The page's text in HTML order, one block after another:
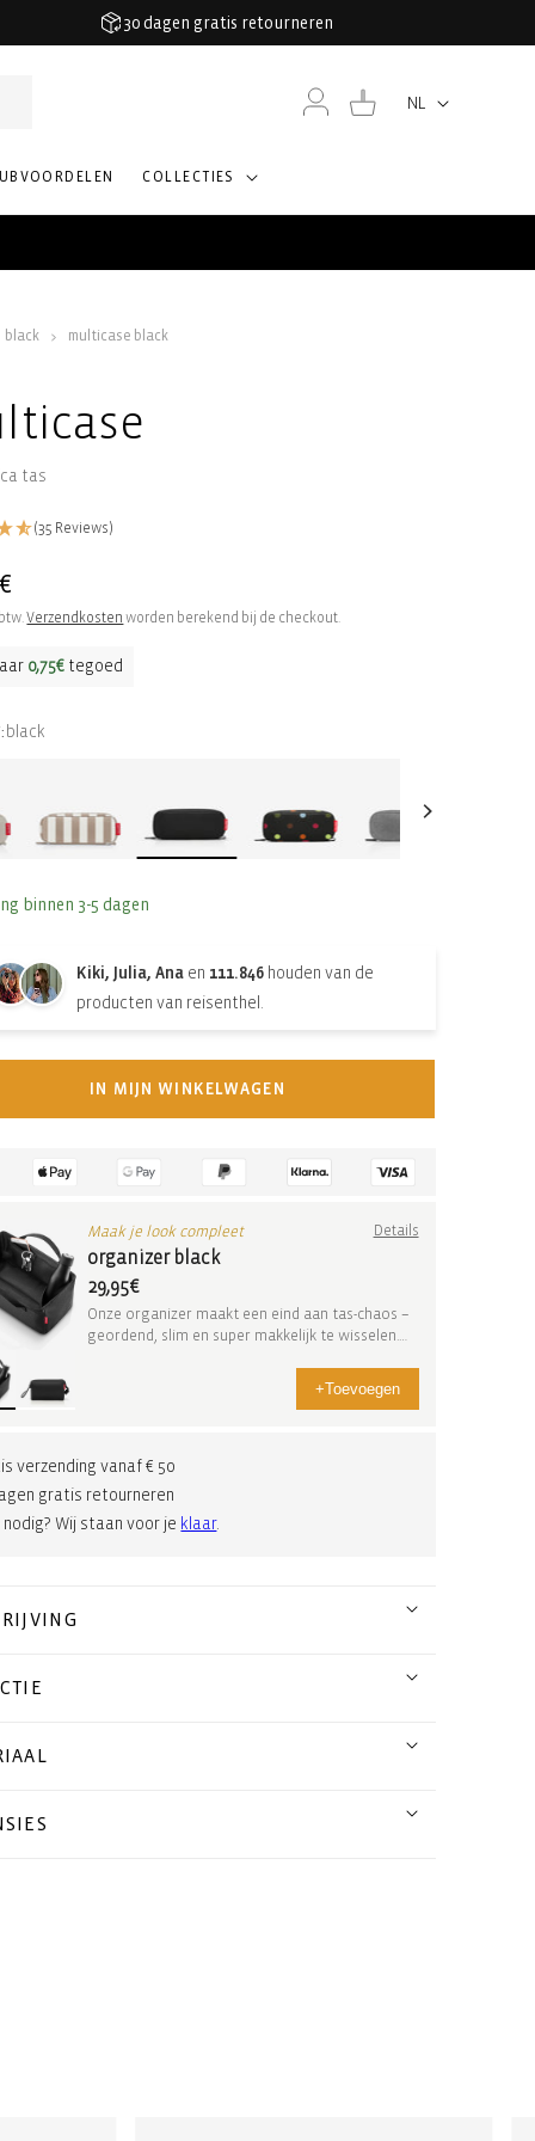
30 dagen gratis retourneren
COLLECTIES
Taal NL
Inloggen
Winkelwagen
black multicase black
tas
(35 Reviews)
Verzendkosten worden berekend bij de checkout.
0,75€ tegoed
black
binnen 3-5 dagen
Kiki, Julia, Ana en 111.846 houden van de
producten van reisenthel.
IN MIJN WINKELWAGEN
Maak je look compleet Details
organizer black
29,95€
Onze organizer maakt een eind aan tas-chaos –
geordend, slim en super makkelijk te wisselen.
+Toevoegen
verzending vanaf € 50
gratis retourneren
nodig? Wij staan voor je klaar.